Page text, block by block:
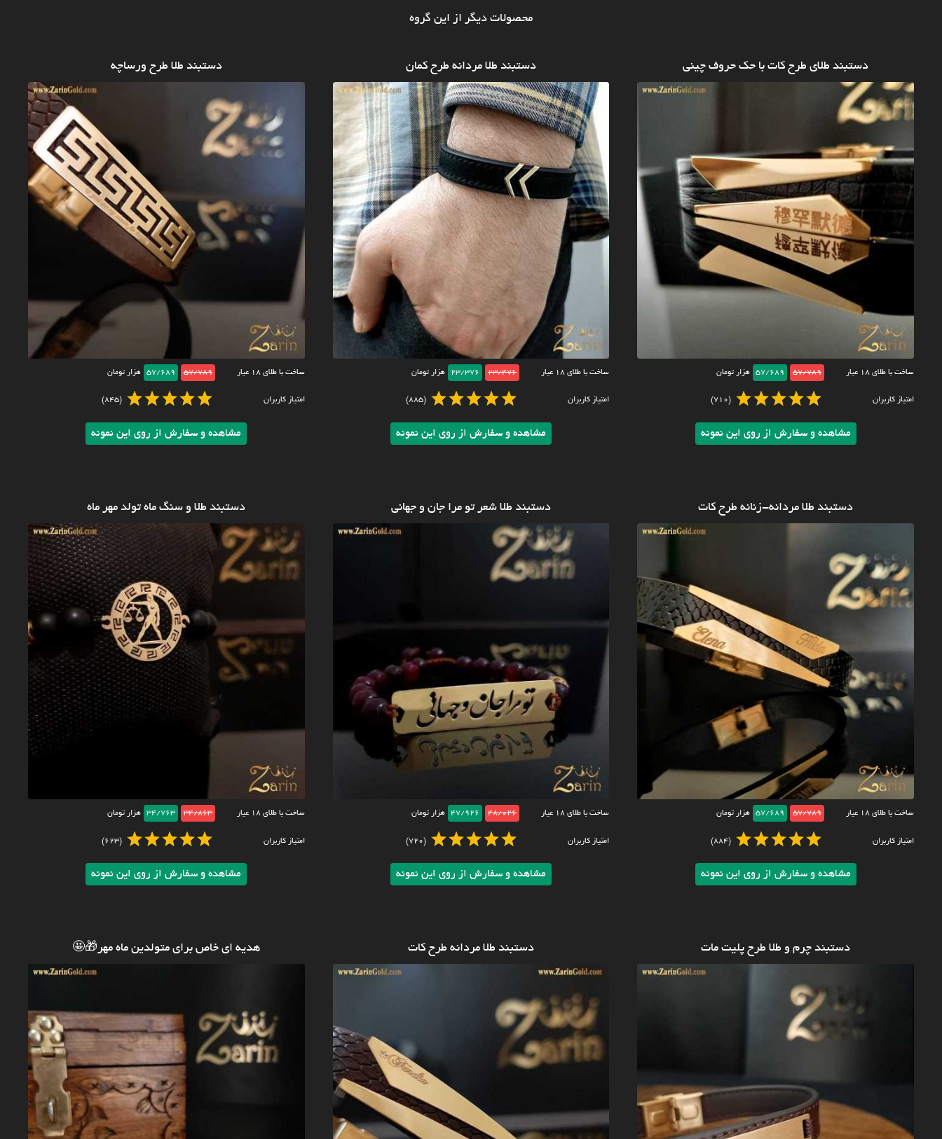
محصولات دیگر از این گروه
دستبند طلای طرح کات با حک حروف چینی
ساخت با طلای ۱۸ عیار 57/789
57/689 هزار تومان
امتیاز کاربران (710)
مشاهده و سفارش از روی این نمونه
دستبند طلا مردانه طرح کمان
ساخت با طلای ۱۸ عیار 23/476
23/376 هزار تومان
امتیاز کاربران (885)
مشاهده و سفارش از روی این نمونه
دستبند طلا طرح ورساچه
ساخت با طلای ۱۸ عیار 57/789
57/689 هزار تومان
امتیاز کاربران (845)
مشاهده و سفارش از روی این نمونه
دستبند طلا مردانه-زنانه طرح کات
ساخت با طلای ۱۸ عیار 57/789
57/689 هزار تومان
امتیاز کاربران (884)
مشاهده و سفارش از روی این نمونه
دستبند طلا شعر تو مرا جان و جهانی
ساخت با طلای ۱۸ عیار 48/026
47/926 هزار تومان
امتیاز کاربران (720)
مشاهده و سفارش از روی این نمونه
دستبند طلا و سنگ ماه تولد مهر ماه
ساخت با طلای ۱۸ عیار 34/863
34/763 هزار تومان
امتیاز کاربران (623)
مشاهده و سفارش از روی این نمونه
دستبند چرم و طلا طرح پلیت مات دستبند طلا مردانه طرح کات هدیه ای خاص برای متولدین ماه مهر🎁🤩